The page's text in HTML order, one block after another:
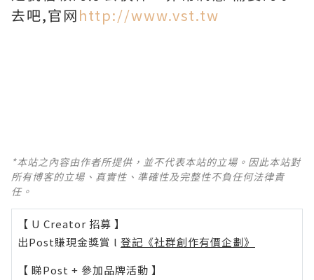
去吧,官网http://www.vst.tw
*本站之內容由作者所提供，並不代表本站的立場。因此本站對
所有博客的立場、真實性、準確性及完整性不負任何法律責
任。
【 U Creator 招募 】
出Post賺現金獎賞 l 登記《社群創作有價企劃》
【 睇Post + 參加品牌活動 】